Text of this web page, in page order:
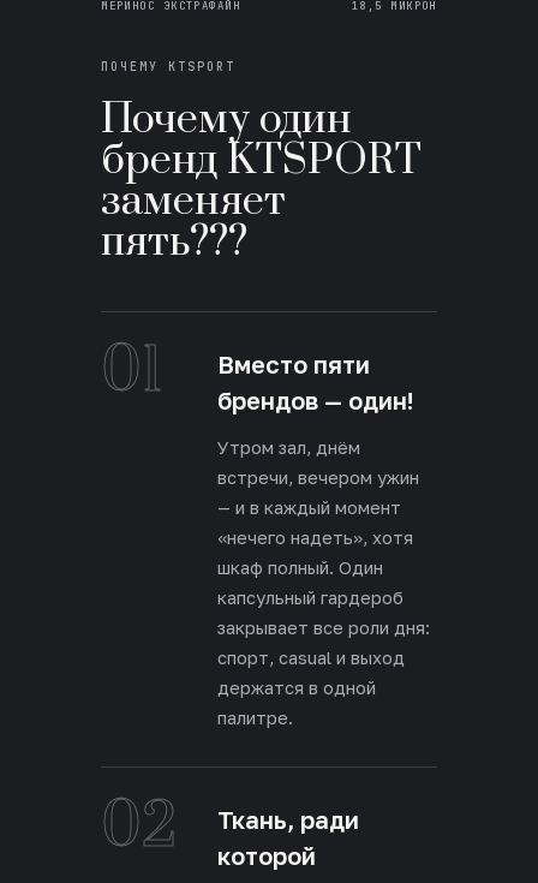
МЕРИНОС ЭКСТРАФАЙН 18,5 МИКРОН
ПОЧЕМУ KTSPORT
Почему один
бренд KTSPORT
заменяет
пять???
01
Вместо пяти
брендов — один!
Утром зал, днём
встречи, вечером ужин
— и в каждый момент
«нечего надеть», хотя
шкаф полный. Один
капсульный гардероб
закрывает все роли дня:
спорт, casual и выход
держатся в одной
палитре.
02
Ткань, ради
которой